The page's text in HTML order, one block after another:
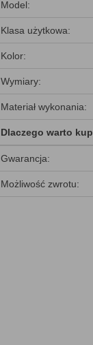
Model:
Klasa użytkowa:
Kolor:
Wymiary:
Materiał wykonania:
Dlaczego warto
Gwarancja:
Możliwość zwrotu: